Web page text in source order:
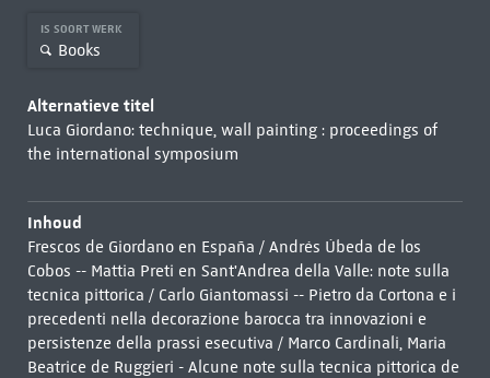
IS SOORT WERK
Books
Alternatieve titel
Luca Giordano: technique, wall painting : proceedings of
the international symposium
Inhoud
Frescos de Giordano en España / Andrés Úbeda de los
Cobos -- Mattia Preti en Sant'Andrea della Valle: note sulla
tecnica pittorica / Carlo Giantomassi -- Pietro da Cortona e i
precedenti nella decorazione barocca tra innovazioni e
persistenze della prassi esecutiva / Marco Cardinali, Maria
Beatrice de Ruggieri - Alcune note sulla tecnica pittorica de